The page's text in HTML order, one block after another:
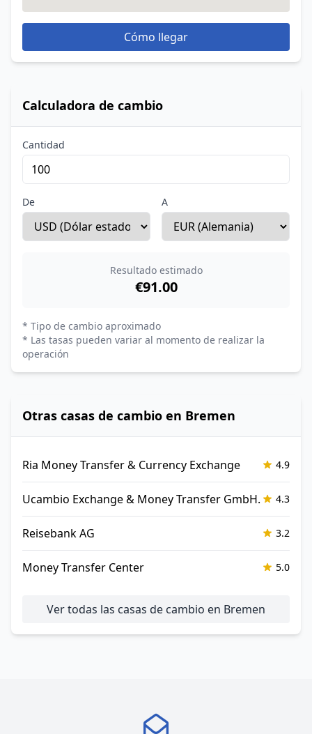
Cómo llegar
Calculadora de cambio
Cantidad
De A
Resultado estimado
€91.00
* Tipo de cambio aproximado
* Las tasas pueden variar al momento de realizar la
operación
Otras casas de cambio en Bremen
Ria Money Transfer & Currency Exchange 4.9
Ucambio Exchange & Money Transfer GmbH. 4.3
Reisebank AG 3.2
Money Transfer Center 5.0
Ver todas las casas de cambio en Bremen